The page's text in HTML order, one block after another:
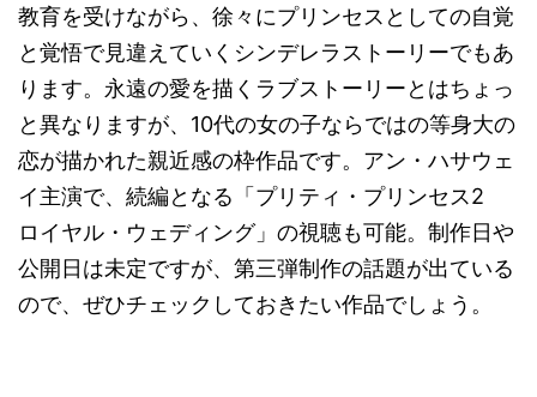
教育を受けながら、徐々にプリンセスとしての自覚
と覚悟で見違えていくシンデレラストーリーでもあ
ります。永遠の愛を描くラブストーリーとはちょっ
と異なりますが、10代の女の子ならではの等身大の
恋が描かれた親近感の枠作品です。アン・ハサウェ
イ主演で、続編となる「プリティ・プリンセス2
ロイヤル・ウェディング」の視聴も可能。制作日や
公開日は未定ですが、第三弾制作の話題が出ている
ので、ぜひチェックしておきたい作品でしょう。